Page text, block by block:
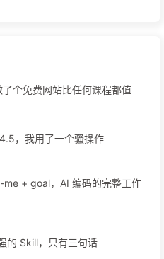
个免费网站比任何课程都值
，我用了一个骚操作
me + goal，AI 编码的完整工作
的 Skill，只有三句话